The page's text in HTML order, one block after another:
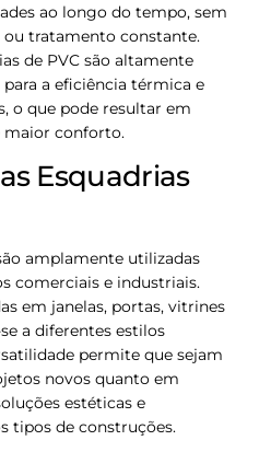
ao longo do tempo, sem
ou tratamento constante.
de PVC são altamente
a eficiência térmica e
o que pode resultar em
maior conforto.
Esquadrias
amplamente utilizadas
comerciais e industriais.
em janelas, portas, vitrines
a diferentes estilos
permite que sejam
novos quanto em
estéticas e
tipos de construções.